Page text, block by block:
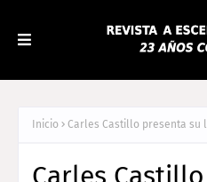
Inicio Carles Castillo presenta su